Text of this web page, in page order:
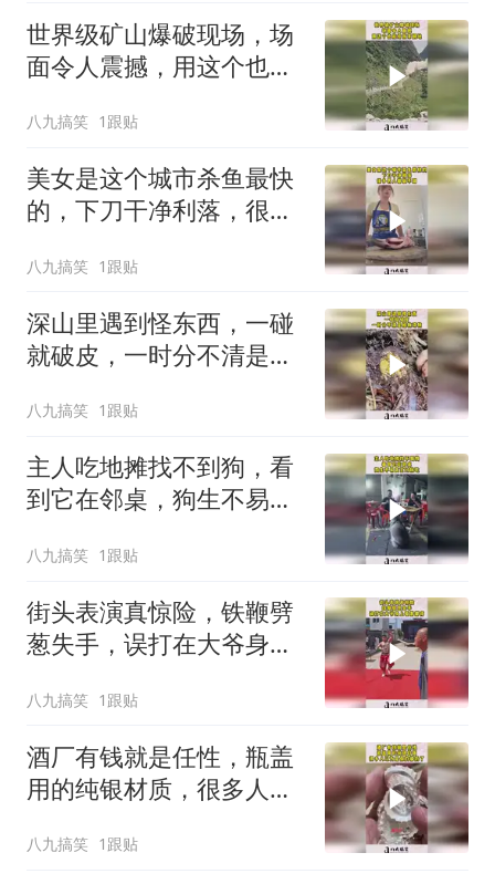
世界级矿山爆破现场，场
面令人震撼，用这个也能
八九搞笑 1跟贴
美女是这个城市杀鱼最快
的，下刀干净利落，很多
八九搞笑 1跟贴
深山里遇到怪东西，一碰
就破皮，一时分不清是植
八九搞笑 1跟贴
主人吃地摊找不到狗，看
到它在邻桌，狗生不易卖
八九搞笑 1跟贴
街头表演真惊险，铁鞭劈
葱失手，误打在大爷身上
八九搞笑 1跟贴
酒厂有钱就是任性，瓶盖
用的纯银材质，很多人以
八九搞笑 1跟贴